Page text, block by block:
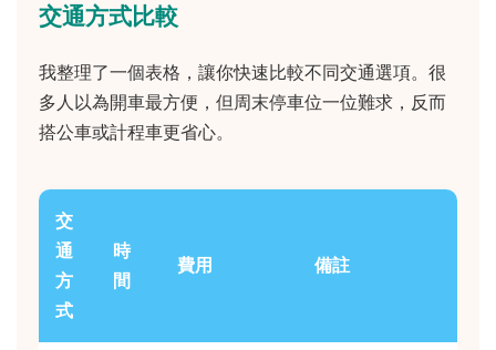
交通方式比較
我整理了一個表格，讓你快速比較不同交通選項。很
多人以為開車最方便，但周末停車位一位難求，反而
搭公車或計程車更省心。
交
通
方
式
時
間
費用 備註